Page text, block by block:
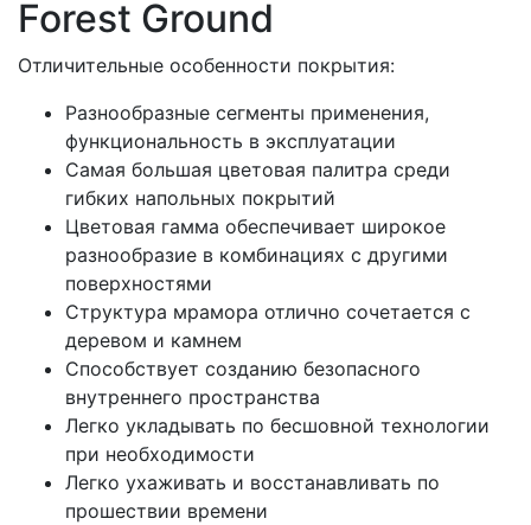
Forest Ground
Отличительные особенности покрытия:
Разнообразные сегменты применения,
функциональность в эксплуатации
Самая большая цветовая палитра среди
гибких напольных покрытий
Цветовая гамма обеспечивает широкое
разнообразие в комбинациях с другими
поверхностями
Структура мрамора отлично сочетается с
деревом и камнем
Способствует созданию безопасного
внутреннего пространства
Легко укладывать по бесшовной технологии
при необходимости
Легко ухаживать и восстанавливать по
прошествии времени